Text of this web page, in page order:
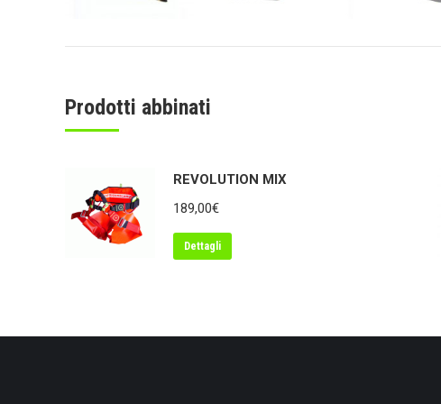
Prodotti abbinati
REVOLUTION MIX
189,00€
Dettagli